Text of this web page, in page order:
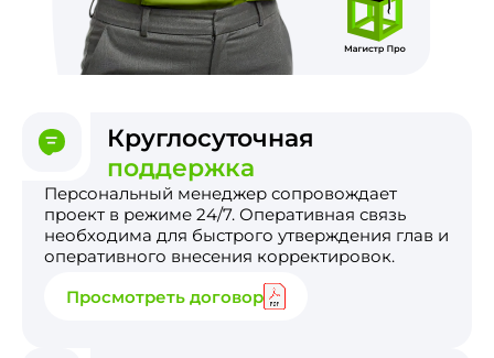
Круглосуточная
поддержка
Персональный менеджер сопровождает
проект в режиме 24/7. Оперативная связь
необходима для быстрого утверждения глав и
оперативного внесения корректировок.
Просмотреть договор